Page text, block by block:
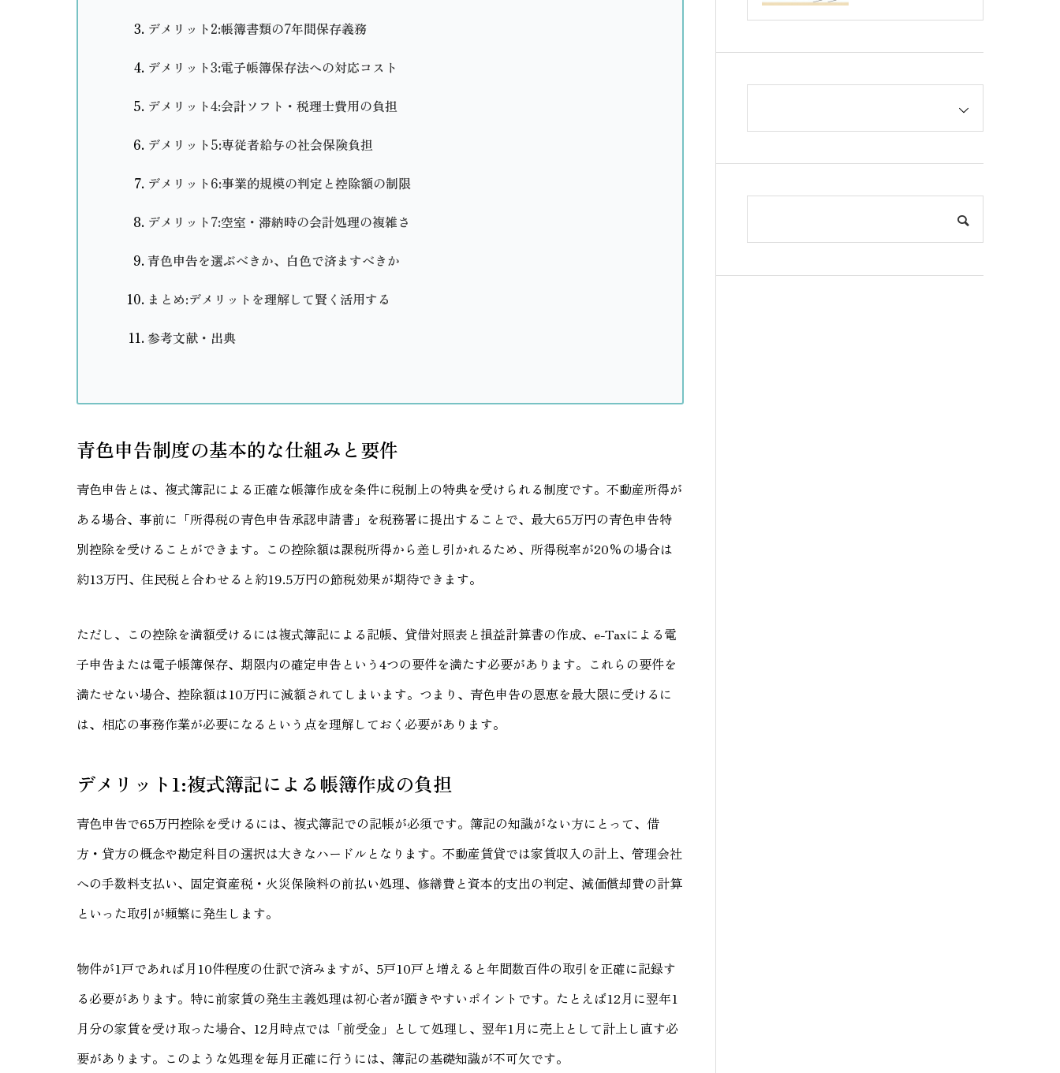
デメリット2:帳簿書類の7年間保存義務
デメリット3:電子帳簿保存法への対応コスト
デメリット4:会計ソフト・税理士費用の負担
デメリット5:専従者給与の社会保険負担
デメリット6:事業的規模の判定と控除額の制限
デメリット7:空室・滞納時の会計処理の複雑さ
青色申告を選ぶべきか、白色で済ますべきか
まとめ:デメリットを理解して賢く活用する
参考文献・出典
青色申告制度の基本的な仕組みと要件
青色申告とは、複式簿記による正確な帳簿作成を条件に税制上の特典を受けられる制度です。不動産所得が
ある場合、事前に「所得税の青色申告承認申請書」を税務署に提出することで、最大65万円の青色申告特
別控除を受けることができます。この控除額は課税所得から差し引かれるため、所得税率が20%の場合は
約13万円、住民税と合わせると約19.5万円の節税効果が期待できます。
ただし、この控除を満額受けるには複式簿記による記帳、貸借対照表と損益計算書の作成、e-Taxによる電
子申告または電子帳簿保存、期限内の確定申告という4つの要件を満たす必要があります。これらの要件を
満たせない場合、控除額は10万円に減額されてしまいます。つまり、青色申告の恩恵を最大限に受けるに
は、相応の事務作業が必要になるという点を理解しておく必要があります。
デメリット1:複式簿記による帳簿作成の負担
青色申告で65万円控除を受けるには、複式簿記での記帳が必須です。簿記の知識がない方にとって、借
方・貸方の概念や勘定科目の選択は大きなハードルとなります。不動産賃貸では家賃収入の計上、管理会社
への手数料支払い、固定資産税・火災保険料の前払い処理、修繕費と資本的支出の判定、減価償却費の計算
といった取引が頻繁に発生します。
物件が1戸であれば月10件程度の仕訳で済みますが、5戸10戸と増えると年間数百件の取引を正確に記録す
る必要があります。特に前家賃の発生主義処理は初心者が躓きやすいポイントです。たとえば12月に翌年1
月分の家賃を受け取った場合、12月時点では「前受金」として処理し、翌年1月に売上として計上し直す必
要があります。このような処理を毎月正確に行うには、簿記の基礎知識が不可欠です。